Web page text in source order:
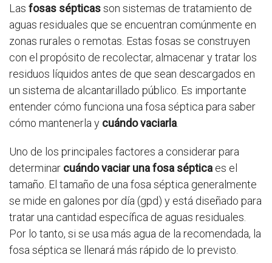
Las fosas sépticasson sistemas de tratamiento de
aguas residuales que se encuentran comúnmente en
zonas rurales o remotas. Estas fosas se construyen
con el propósito de recolectar, almacenar y tratar los
residuos líquidos antes de que sean descargados en
un sistema de alcantarillado público. Es importante
entender cómo funciona una fosa séptica para saber
cómo mantenerla y cuándo vaciarla
Uno de los principales factores a considerar para
determinar cuándo vaciar una fosa séptica es el
tamaño. El tamaño de una fosa séptica generalmente
se mide en galones por día (gpd) y está diseñado para
tratar una cantidad específica de aguas residuales.
Por lo tanto, si se usa más agua de la recomendada, la
fosa séptica se llenará más rápido de lo previsto.